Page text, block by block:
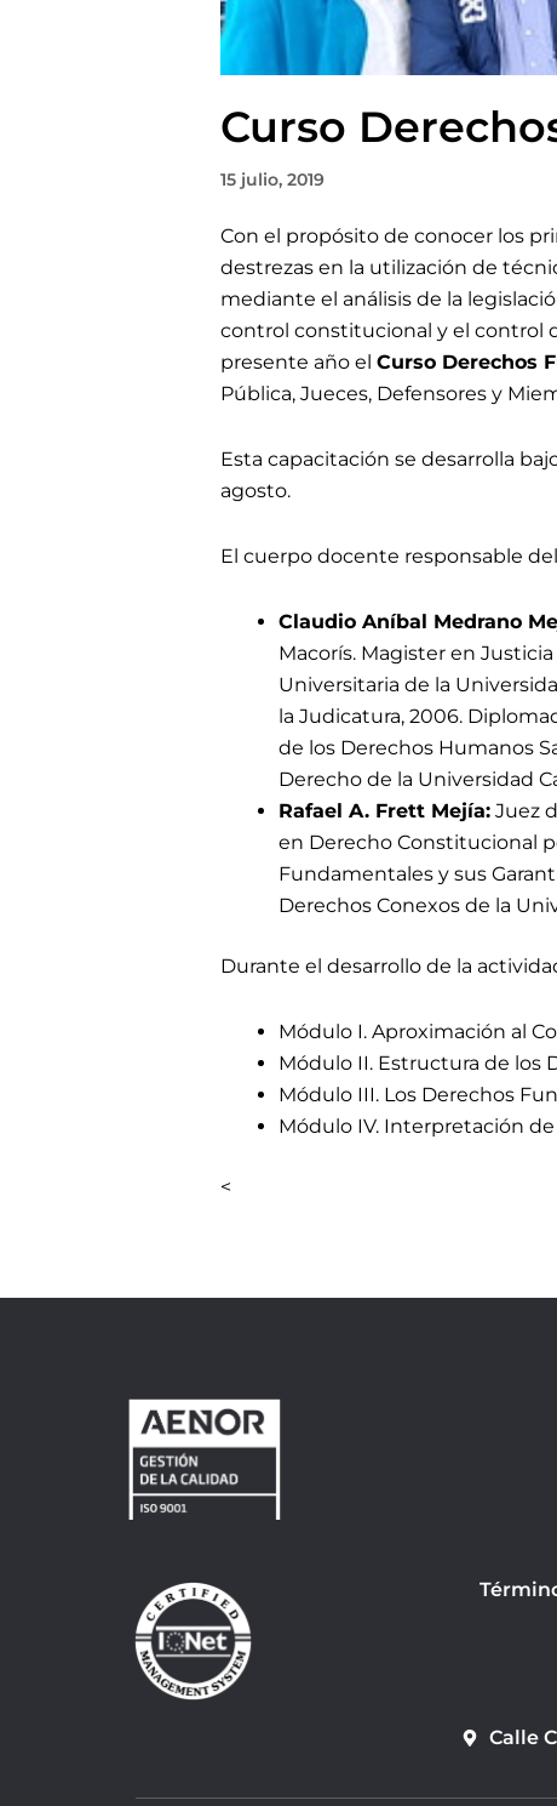
Curso
15 julio, 2019
Con el propósito de conocer los
destrezas en la utilización de
mediante el análisis de la
control constitucional y el control
presente año el Curso Derechos
Pública, Jueces, Defensores y
Esta capacitación se desarrolla
agosto.
El cuerpo docente responsable
Claudio Aníbal Medrano
Macorís. Magister en
Universitaria de la
la Judicatura, 2006.
de los Derechos Humanos
Derecho de la Universidad
Rafael A. Frett Mejía: Juez
en Derecho Constitucional
Fundamentales y sus
Derechos Conexos de la
Durante el desarrollo de la
Módulo I. Aproximación al
Módulo II. Estructura de los
Módulo III. Los Derechos
Módulo IV. Interpretación
<
Calle